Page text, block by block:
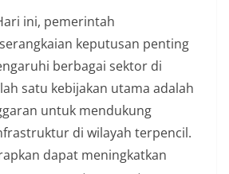
ini, pemerintah
keputusan penting
berbagai sektor di
satu kebijakan utama adalah
untuk mendukung
di wilayah terpencil.
dapat meningkatkan